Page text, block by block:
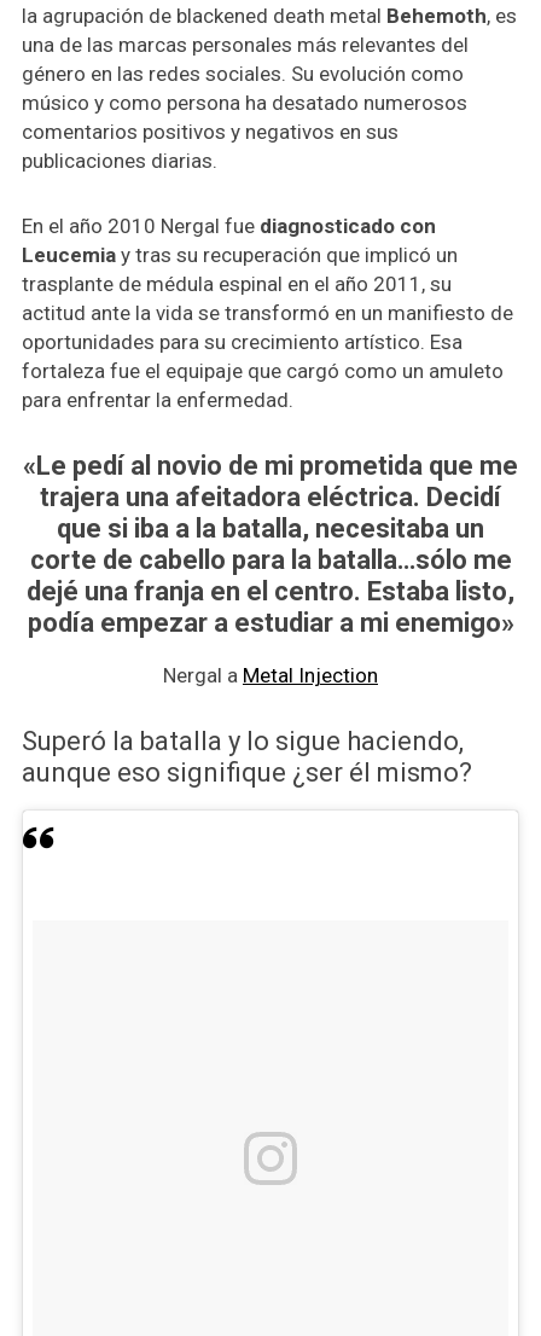
la agrupación de blackened death metal Behemoth, es
una de las marcas personales más relevantes del
género en las redes sociales. Su evolución como
músico y como persona ha desatado numerosos
comentarios positivos y negativos en sus
publicaciones diarias.
En el año 2010 Nergal fue diagnosticado con
Leucemiay tras su recuperación que implicó un
trasplante de médula espinal en el año 2011, su
actitud ante la vida se transformó en un manifiesto de
oportunidades para su crecimiento artístico. Esa
fortaleza fue el equipaje que cargó como un amuleto
para enfrentar la enfermedad.
«Le pedí al novio de mi prometida que me
trajera una afeitadora eléctrica. Decidí
que si iba a la batalla, necesitaba un
corte de cabello para la batalla…sólo me
dejé una franja en el centro. Estaba listo,
podía empezar a estudiar a mi enemigo»
Nergal a Metal Injection
Superó la batalla y lo sigue haciendo,
aunque eso signifique ¿ser él mismo?